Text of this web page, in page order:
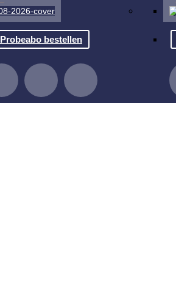
Probeabo bestellen